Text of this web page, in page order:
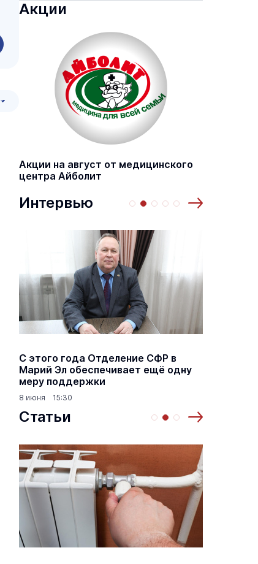
Акции
Акции на август от медицинского
центра Айболит
Интервью
С этого года Отделение СФР в
Марий Эл обеспечивает ещё одну
меру поддержки
8 июня 15:30
Статьи